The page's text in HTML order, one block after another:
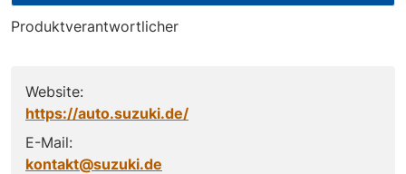
Produktverantwortlicher
Website:
https://auto.suzuki.de/
E-Mail:
kontakt@suzuki.de